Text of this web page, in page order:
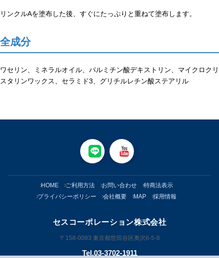
リンクルAを塗布した後、すぐにたっぷりと重ねて塗布します。
全成分
ワセリン、ミネラルオイル、パルミチン酸デキストリン、マイクロクリ
スタリンワックス、セラミド3、グリチルレチン酸ステアリル
HOME ご利用方法 お問い合わせ
特商法表示
プライバシーポリシー
会社概要 MAP 採用情報
セスコーポレーション株式会社
〒158-0083 東京都世田谷区奥沢6-5-8
Tel.03-3702-1911